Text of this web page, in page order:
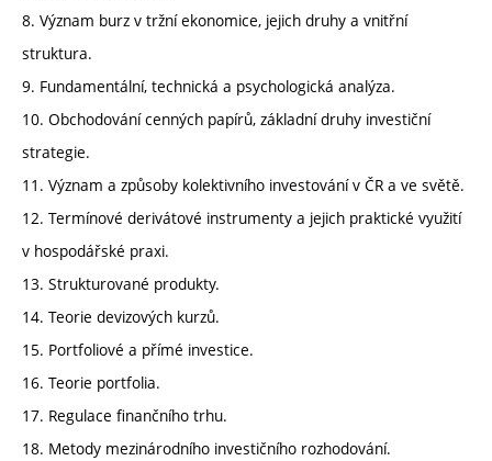
8. Význam burz v tržní ekonomice, jejich druhy a vnitřní
struktura.
9. Fundamentální, technická a psychologická analýza.
10. Obchodování cenných papírů, základní druhy investiční
strategie.
11. Význam a způsoby kolektivního investování v ČR a ve světě.
12. Termínové derivátové instrumenty a jejich praktické využití
v hospodářské praxi.
13. Strukturované produkty.
14. Teorie devizových kurzů.
15. Portfoliové a přímé investice.
16. Teorie portfolia.
17. Regulace finančního trhu.
18. Metody mezinárodního investičního rozhodování.